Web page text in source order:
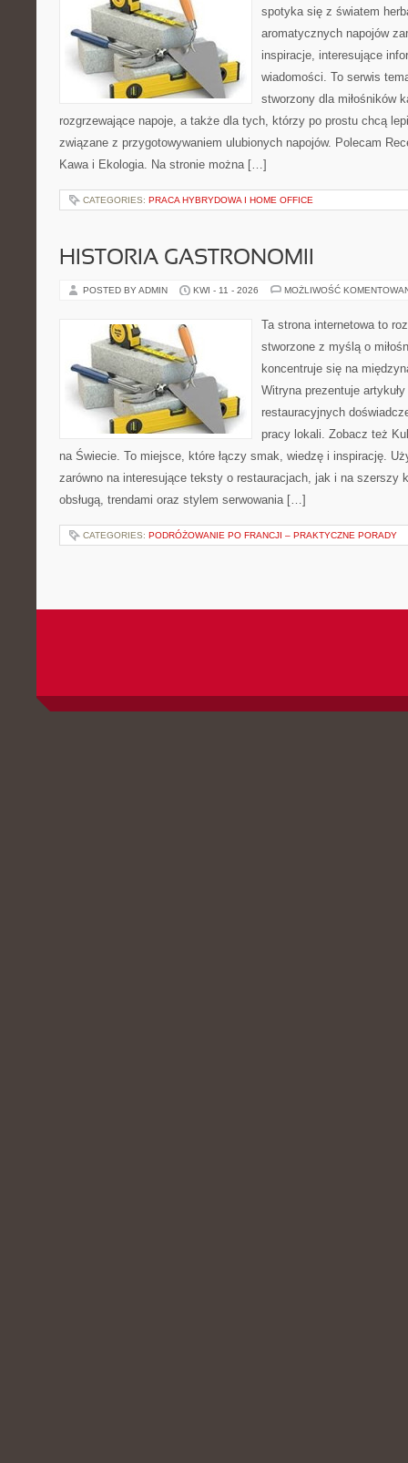
spotyka się z światem
aromatycznych napojów
inspiracje, interesujące
wiadomości. To serwis
stworzony dla miłośników
rozgrzewające napoje, a także dla tych, którzy po prostu chcą
związane z przygotowywaniem ulubionych napojów. Polecam
Kawa i Ekologia. Na stronie można […]
CATEGORIES: PRACA HYBRYDOWA I HOME OFFICE
HISTORIA GASTRONOMII
POSTED BY ADMIN KWI - 11 - 2026 MOŻLIWOŚĆ
Ta strona internetowa to
stworzone z myślą o
koncentruje się na
Witryna prezentuje
restauracyjnych
pracy lokali. Zobacz też
na Świecie. To miejsce, które łączy smak, wiedzę i inspirację.
zarówno na interesujące teksty o restauracjach, jak i na szerszy
obsługą, trendami oraz stylem serwowania […]
CATEGORIES: PODRÓŻOWANIE PO FRANCJI – PRAKTYCZNE PORADY